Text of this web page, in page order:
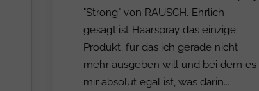
"Strong" von RAUSCH. Ehrlich
gesagt ist Haarspray das einzige
Produkt, für das ich gerade nicht
mehr ausgeben will und bei dem es
mir absolut egal ist, was darin...